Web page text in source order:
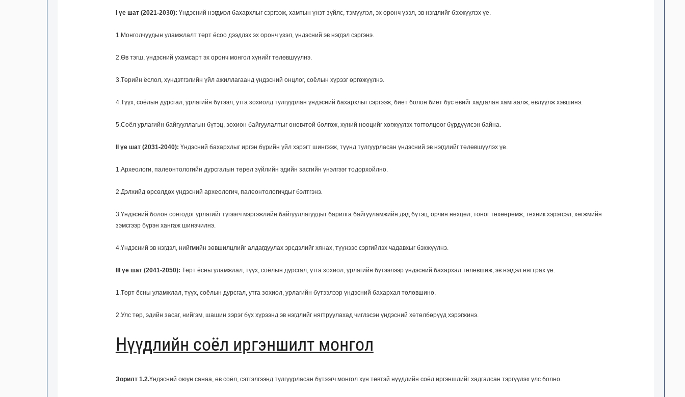
I үе шат (2021-2030): Үндэсний нэгдмэл бахархлыг сэргээж, хамтын үнэт зүйлс, тэмүүлэл, эх оронч үзэл, эв нэгдлийг бэхжүүлэх үе.
1.Монголчуудын уламжлалт төрт ёсоо дээдлэх эх оронч үзэл, үндэсний эв нэгдэл сэргэнэ.
2.Өв тэгш, үндэсний ухамсарт эх оронч монгол хүнийг төлөвшүүлнэ.
3.Төрийн ёслол, хүндэтгэлийн үйл ажиллагаанд үндэсний онцлог, соёлын хүрээг өргөжүүлнэ.
4.Түүх, соёлын дурсгал, урлагийн бүтээл, утга зохиолд тулгуурлан үндэсний бахархлыг сэргээж, биет болон биет бус өвийг хадгалан хамгаалж, өвлүүлж хэвшинэ.
5.Соёл урлагийн байгууллагын бүтэц, зохион байгуулалтыг оновчтой болгож, хүний нөөцийг хөгжүүлэх тогтолцоог бүрдүүлсэн байна.
II үе шат (2031-2040): Үндэсний бахархлыг иргэн бүрийн үйл хэрэгт шингээж, түүнд тулгуурласан үндэсний эв нэгдлийг төлөвшүүлэх үе.
1.Археологи, палеонтологийн дурсгалын төрөл зүйлийн эдийн засгийн үнэлгээг тодорхойлно.
2.Дэлхийд өрсөлдөх үндэсний археологич, палеонтологичдыг бэлтгэнэ.
3.Үндэсний болон сонгодог урлагийг түгээгч мэргэжлийн байгууллагуудыг барилга байгууламжийн дэд бүтэц, орчин нөхцөл, тоног төхөөрөмж, техник хэрэгсэл, хөгжмийн
зэмсгээр бүрэн хангаж шинэчилнэ.
4.Үндэсний эв нэгдэл, нийгмийн зөвшилцлийг алдагдуулах эрсдэлийг хянах, түүнээс сэргийлэх чадавхыг бэхжүүлнэ.
III үе шат (2041-2050): Төрт ёсны уламжлал, түүх, соёлын дурсгал, утга зохиол, урлагийн бүтээлээр үндэсний бахархал төлөвшиж, эв нэгдэл нягтрах үе.
1.Төрт ёсны уламжлал, түүх, соёлын дурсгал, утга зохиол, урлагийн бүтээлээр үндэсний бахархал төлөвшинө.
2.Улс төр, эдийн засаг, нийгэм, шашин зэрэг бүх хүрээнд эв нэгдлийг нягтруулахад чиглэсэн үндэсний хөтөлбөрүүд хэрэгжинэ.
Нүүдлийн соёл иргэншилт монгол
Зорилт 1.2.Үндэсний оюун санаа, өв соёл, сэтгэлгээнд тулгуурласан бүтээгч монгол хүн төвтэй нүүдлийн соёл иргэншлийг хадгалсан тэргүүлэх улс болно.